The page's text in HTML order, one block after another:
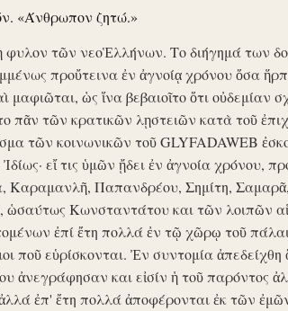
«Άνθρωπον ζητώ.»
τῶν νεοἙλλήνων. Το διήγημά των
προὔτεινα ἐν ἀγνοίᾳ χρόνου ὅσα
μαφιῶται, ὡς ἵνα βεβαιοῖτο ὅτι οὐδεμίαν
πᾶν τῶν κρατικῶν λῃστειῶν κατὰ τοῦ
τῶν κοινωνικῶν τοῦ GLYFADAWEB
εἴ τις ὑμῶν ᾔδει ἐν ἀγνοία χρόνου,
Καραμανλῆ, Παπανδρέου, Σημίτη, Σαμαρᾶ,
ὡσαύτως Κωνσταντάτου και τῶν λοιπῶν
ἐπί ἔτη πολλά ἐν τῷ χῶρῳ τοῦ
ποῦ εὑρίσκονται. Ἐν συντομία ἀπεδείχθη
ἀνεγράφησαν και εἰσίν ἡ τοῦ παρόντος
ἐπ' ἔτη πολλά ἀποφέρονται ἐκ τῶν